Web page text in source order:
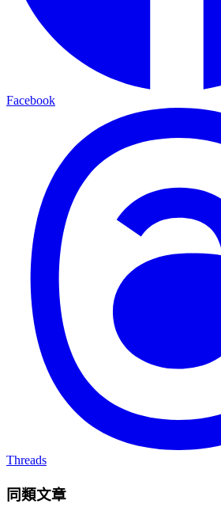
Facebook
Threads
同類文章